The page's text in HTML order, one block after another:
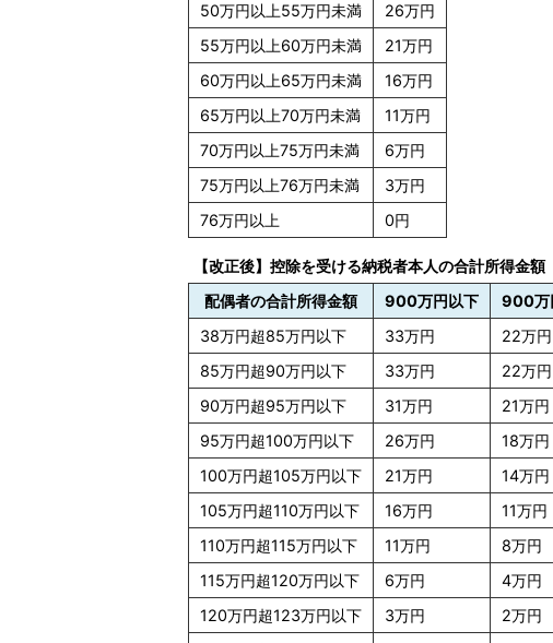
50万円以上55万円未満
26万円
55万円以上60万円未満
21万円
60万円以上65万円未満
16万円
65万円以上70万円未満
11万円
70万円以上75万円未満
6万円
75万円以上76万円未満
3万円
76万円以上
0円
【改正後】控除を受ける納税者本人の合計所得金額
配偶者の合計所得金額
900万円以下 900万
38万円超85万円以下
33万円 22万円
85万円超90万円以下
33万円 22万円
90万円超95万円以下
31万円 21万円
95万円超100万円以下
26万円 18万円
100万円超105万円以下
21万円 14万円
105万円超110万円以下
16万円 11万円
110万円超115万円以下
11万円 8万円
115万円超120万円以下
6万円 4万円
120万円超123万円以下
3万円 2万円